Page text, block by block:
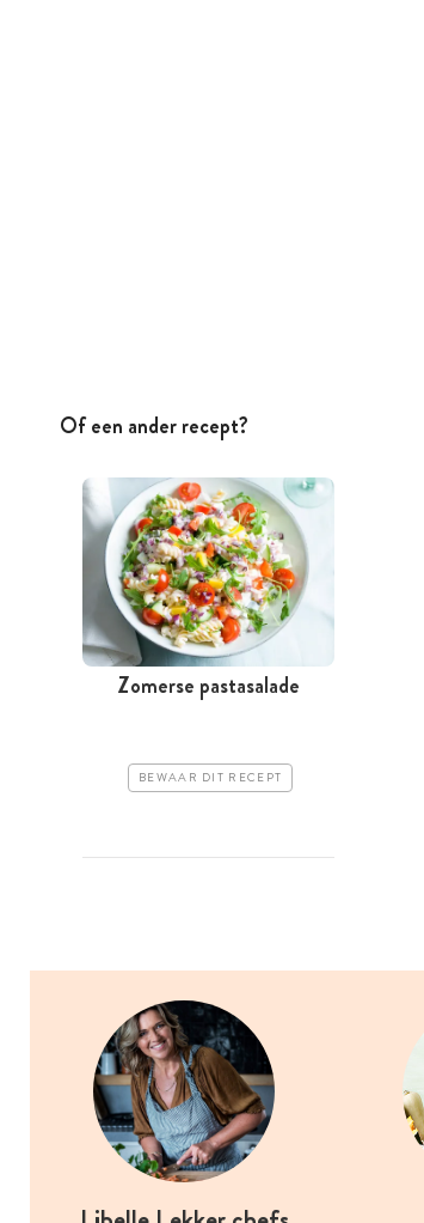
Of een ander recept?
Zomerse pastasalade
BEWAAR DIT RECEPT